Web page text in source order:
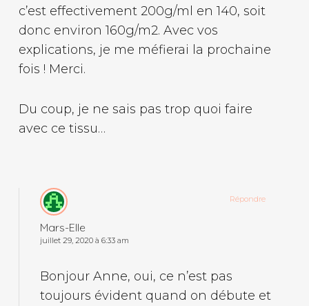
c’est effectivement 200g/ml en 140, soit
donc environ 160g/m2. Avec vos
explications, je me méfierai la prochaine
fois ! Merci.
Du coup, je ne sais pas trop quoi faire
avec ce tissu…
Mars-Elle
juillet 29, 2020 à 6:33 am
Bonjour Anne, oui, ce n’est pas
toujours évident quand on débute et
Répondre